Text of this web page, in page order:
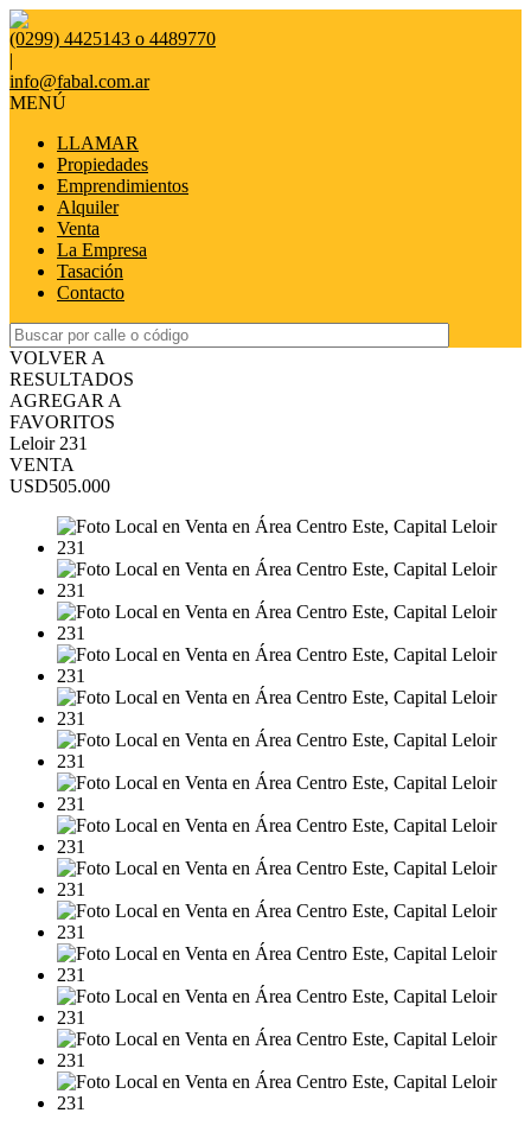
(0299) 4425143 o 4489770
|
info@fabal.com.ar
MENÚ
LLAMAR
Propiedades
Emprendimientos
Alquiler
Venta
La Empresa
Tasación
Contacto
VOLVER A
RESULTADOS
AGREGAR A
FAVORITOS
Leloir 231
VENTA
USD505.000